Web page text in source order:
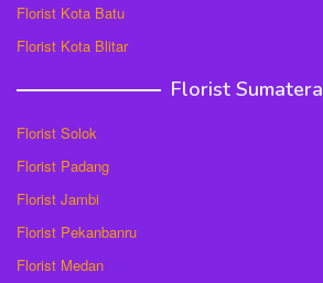
Florist Kota Batu
Florist Kota Blitar
Florist Sumatera
Florist Solok
Florist Padang
Florist Jambi
Florist Pekanbanru
Florist Medan